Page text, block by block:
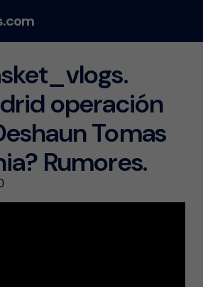
operación
Tomas
Rumores.